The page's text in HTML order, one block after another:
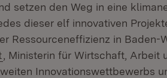
setzen den Weg in eine
dieser elf innovativen
Ressourceneffizienz in Baden-
, Ministerin für Wirtschaft, Arbeit
Innovationswettbewerbs